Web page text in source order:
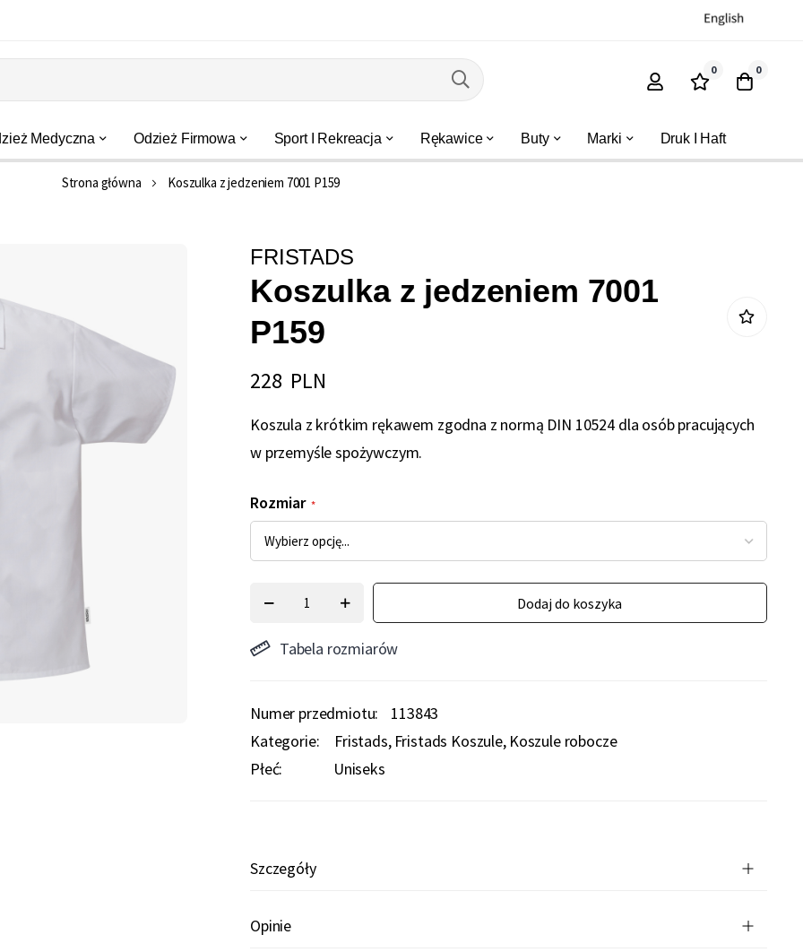
0 0
Medyczna Odzież Firmowa Sport I Rekreacja Rękawice Buty Marki Druk I Haft
Strona główna Koszulka z jedzeniem 7001 P159
FRISTADS
Koszulka z jedzeniem 7001
P159
228 PLN
Koszula z krótkim rękawem zgodna z normą DIN 10524 dla osób pracujących
w przemyśle spożywczym.
Rozmiar
Dodaj do koszyka
Tabela rozmiarów
Numer przedmiotu
113843
Kategorie:
Fristads Fristads Koszule Koszule robocze
Płeć:
Uniseks
Szczegóły
Opinie